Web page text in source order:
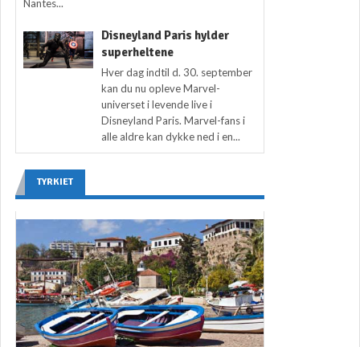
Nantes...
Disneyland Paris hylder
superheltene
Hver dag indtil d. 30. september
kan du nu opleve Marvel-
universet i levende live i
Disneyland Paris. Marvel-fans i
alle aldre kan dykke ned i en...
TYRKIET